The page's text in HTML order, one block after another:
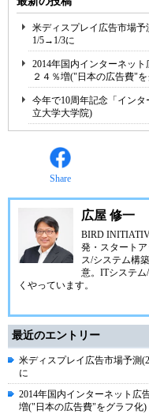
米ディスプレイ広告市場予
1/5→1/3に
2014年国内インターネッ
２４％増("日本の広告費"
今年で10周年記念「イン
立大学大学院)
Share
広屋 修一
BIRD
発・スタート
ス/システム構
意。ITシステム
くやっています。
最近のエントリー
米ディスプレイ広告市場予測
に
2014年国内インターネット広
増("日本の広告費"をグラフ化)